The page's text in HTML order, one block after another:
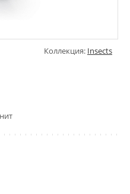
Коллекция: Insects